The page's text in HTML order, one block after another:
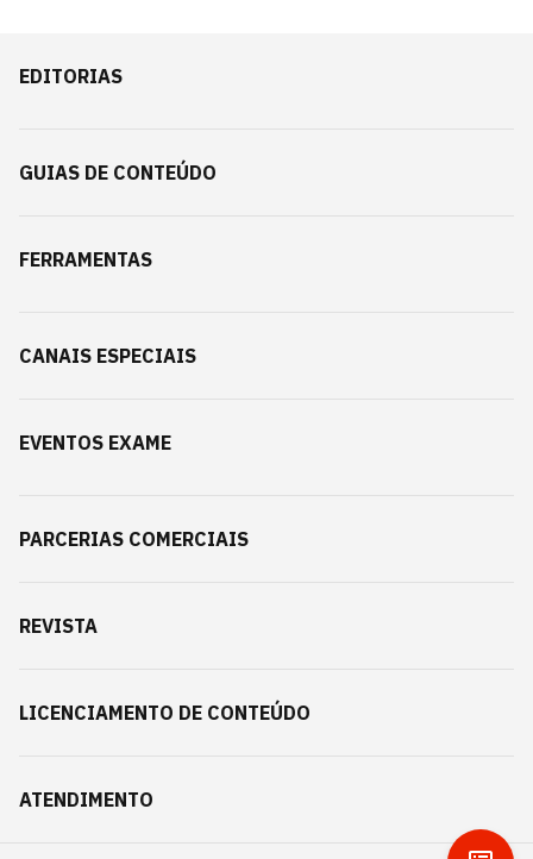
EDITORIAS
GUIAS DE CONTEÚDO
FERRAMENTAS
CANAIS ESPECIAIS
EVENTOS EXAME
PARCERIAS COMERCIAIS
REVISTA
LICENCIAMENTO DE CONTEÚDO
ATENDIMENTO